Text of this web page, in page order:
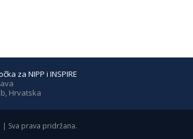
za NIPP i INSPIRE
Hrvatska
Sva prava pridržana.